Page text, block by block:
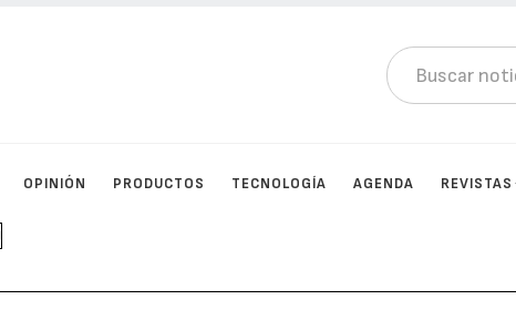
OPINIÓN PRODUCTOS TECNOLOGÍA AGENDA REVISTAS